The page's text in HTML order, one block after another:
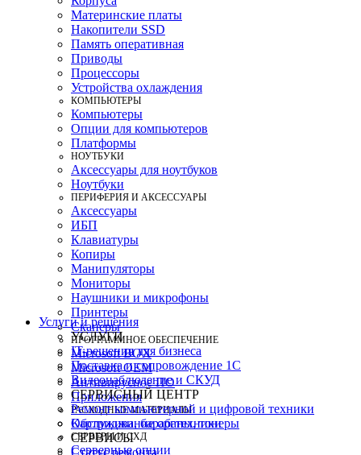
Материнские платы
Накопители SSD
Память оперативная
Приводы
Процессоры
Устройства охлаждения
КОМПЬЮТЕРЫ
Компьютеры
Опции для компьютеров
Платформы
НОУТБУКИ
Аксессуары для ноутбуков
Ноутбуки
ПЕРИФЕРИЯ И АКСЕССУАРЫ
Аксессуары
ИБП
Клавиатуры
Копиры
Манипуляторы
Мониторы
Наушники и микрофоны
Принтеры
Сканеры
ПРОГРАММНОЕ ОБЕСПЕЧЕНИЕ
Microsoft BOX
Microsoft OEM
Антивирусное ПО
Приложения
РАСХОДНЫЕ МАТЕРИАЛЫ
Картриджи, барабаны, тонеры
СЕРВЕРЫ И СХД
Серверные опции
Услуги и решения
УСЛУГИ
IT-решения для бизнеса
Поставка и сопровождение 1C
Видеонаблюдение и СКУД
СЕРВИСНЫЙ ЦЕНТР
Ремонт компьютерной и цифровой техники
Обслуживание оргтехники
СЕРВИСЫ
Статус ремонта